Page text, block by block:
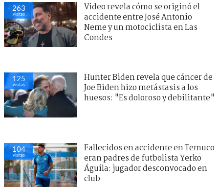
263
visitas
Video revela cómo se originó el
accidente entre José Antonio
Neme y un motociclista en Las
Condes
125
visitas
Hunter Biden revela que cáncer de
Joe Biden hizo metástasis a los
huesos: "Es doloroso y debilitante"
104
visitas
Fallecidos en accidente en Temuco
eran padres de futbolista Yerko
Águila: jugador desconvocado en
club